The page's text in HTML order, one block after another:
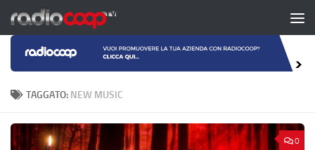
Salta al contenuto
TAGGATO: NEW MUSIC
0